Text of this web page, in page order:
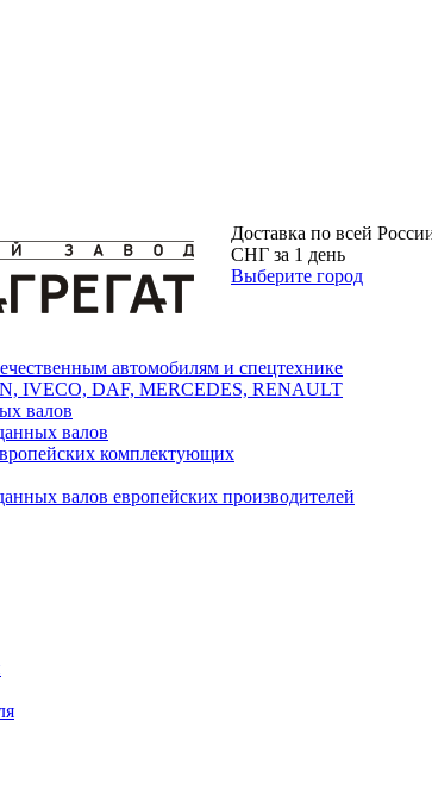
Доставка по всей
СНГ за 1 день
Выберите город
автомобилям и спецтехнике
IVECO, DAF, MERCEDES, RENAULT
валов
валов
комплектующих
валов европейских производителей